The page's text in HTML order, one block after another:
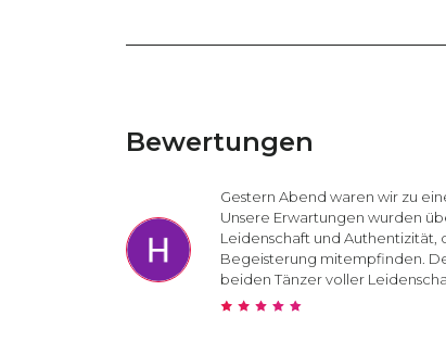
Bewertungen
Gestern Abend waren wir zu
Unsere Erwartungen wurden
Leidenschaft und
Begeisterung mitempfinden.
beiden Tänzer voller